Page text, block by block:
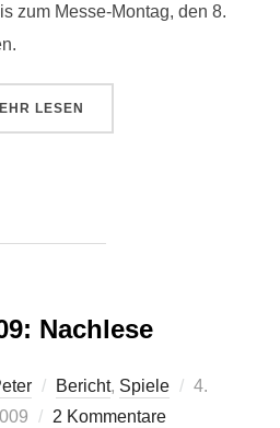
zum Messe-Montag, den 8.
ÜBER „NÜRNBERG ’10:
LESEN
Nachlese
Bericht, Spiele
4.
2 Kommentare